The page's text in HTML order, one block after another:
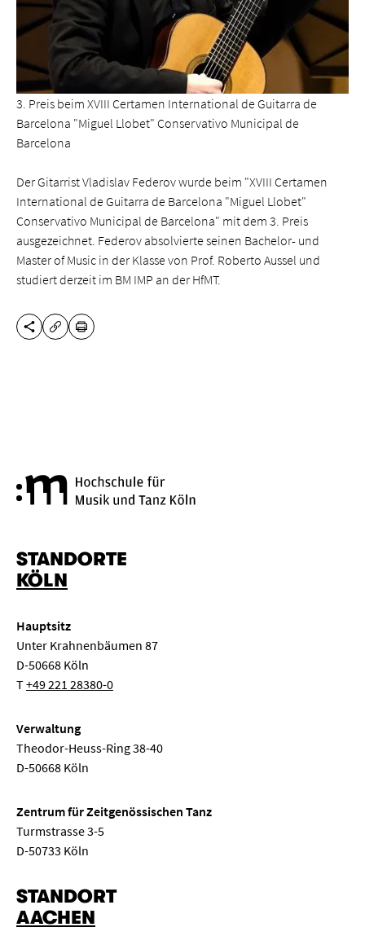
3. Preis beim XVIII Certamen International de Guitarra de
Barcelona "Miguel Llobet" Conservativo Municipal de
Barcelona
Der Gitarrist Vladislav Federov wurde beim "XVIII Certamen
International de Guitarra de Barcelona "Miguel Llobet"
Conservativo Municipal de Barcelona" mit dem 3. Preis
ausgezeichnet. Federov absolvierte seinen Bachelor- und
Master of Music in der Klasse von Prof. Roberto Aussel und
studiert derzeit im BM IMP an der HfMT.
DIESE SEITE TEILEN
URL KOPIEREN
DRUCKEN
STANDORTE
KÖLN
Hauptsitz
Unter Krahnenbäumen 87
D-50668 Köln
T+49 221 28380-0
Verwaltung
Theodor-Heuss-Ring 38-40
D-50668 Köln
Zentrum für Zeitgenössischen Tanz
Turmstrasse 3-5
D-50733 Köln
STANDORT
AACHEN